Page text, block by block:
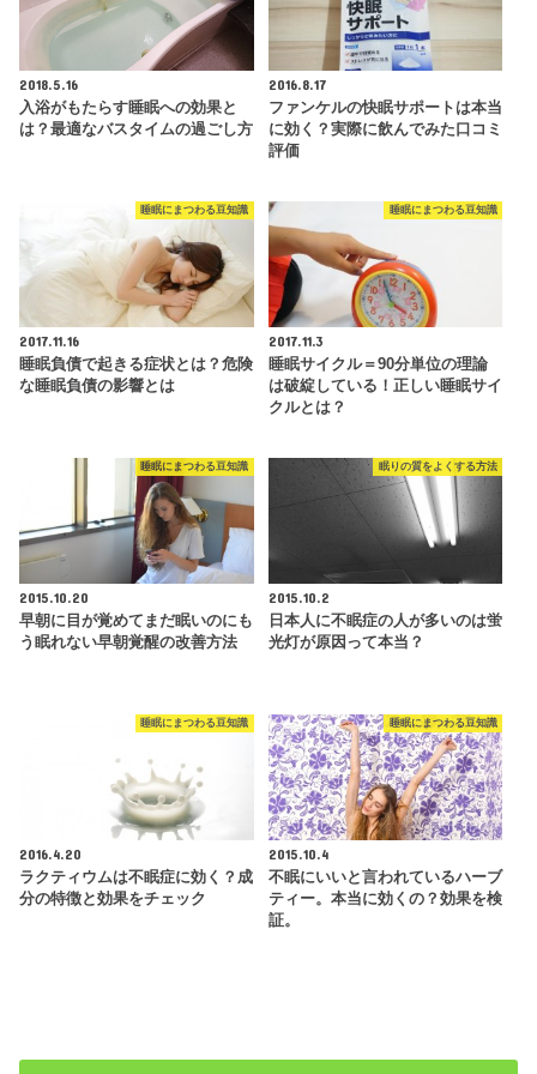
2018.5.16
入浴がもたらす睡眠への効果と
は？最適なバスタイムの過ごし方
2016.8.17
ファンケルの快眠サポートは本当
に効く？実際に飲んでみた口コミ
評価
睡眠にまつわる豆知識
2017.11.16
睡眠負債で起きる症状とは？危険
な睡眠負債の影響とは
睡眠にまつわる豆知識
2017.11.3
睡眠サイクル＝90分単位の理論
は破綻している！正しい睡眠サイ
クルとは？
睡眠にまつわる豆知識
2015.10.20
早朝に目が覚めてまだ眠いのにも
う眠れない早朝覚醒の改善方法
眠りの質をよくする方法
2015.10.2
日本人に不眠症の人が多いのは蛍
光灯が原因って本当？
睡眠にまつわる豆知識
2016.4.20
ラクティウムは不眠症に効く？成
分の特徴と効果をチェック
睡眠にまつわる豆知識
2015.10.4
不眠にいいと言われているハーブ
ティー。本当に効くの？効果を検
証。